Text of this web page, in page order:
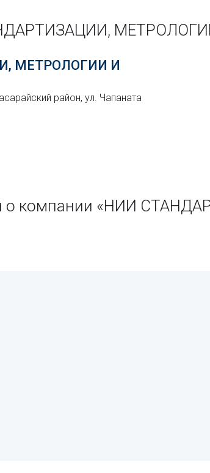
МЕТРОЛОГИИ И
район, ул. Чапаната
о компании «НИИ